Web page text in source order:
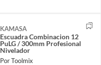
KAMASA
Escuadra Combinacion 12
PuLG / 300mm Profesional
Nivelador
Por Toolmix